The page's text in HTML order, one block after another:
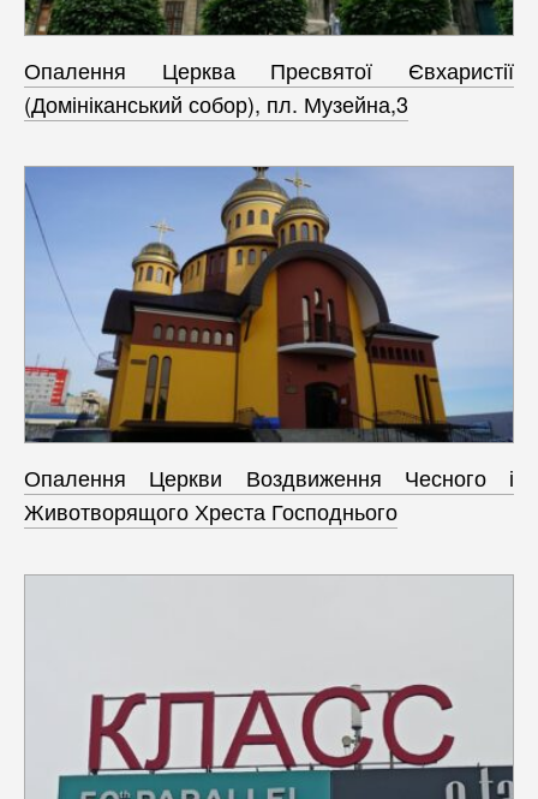
Опалення Церква Пресвятої Євхаристії
(Домініканський собор), пл. Музейна,3
Опалення Церкви Воздвиження Чесного і
Животворящого Хреста Господнього